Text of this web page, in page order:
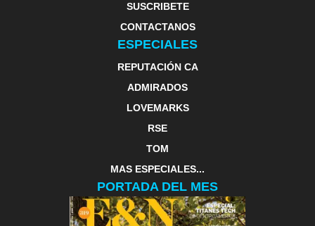
SUSCRIBETE
CONTACTANOS
ESPECIALES
REPUTACIÓN CA
ADMIRADOS
LOVEMARKS
RSE
TOM
MAS ESPECIALES...
PORTADA DEL MES